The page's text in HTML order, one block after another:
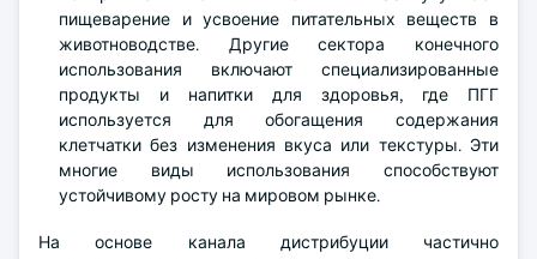
пищеварение и усвоение питательных веществ в
животноводстве. Другие сектора конечного
использования включают специализированные
продукты и напитки для здоровья, где ПГГ
используется для обогащения содержания
клетчатки без изменения вкуса или текстуры. Эти
многие виды использования способствуют
устойчивому росту на мировом рынке.
На основе канала дистрибуции частично